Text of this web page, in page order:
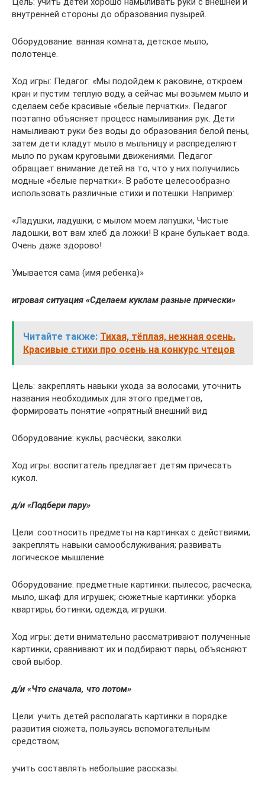
внутренней стороны до образования пузырей.
Оборудование: ванная комната, детское мыло,
полотенце.
Ход игры: Педагог: «Мы подойдем к раковине, откроем
кран и пустим теплую воду, а сейчас мы возьмем мыло и
сделаем себе красивые «белые перчатки». Педагог
поэтапно объясняет процесс намыливания рук. Дети
намыливают руки без воды до образования белой пены,
затем дети кладут мыло в мыльницу и распределяют
мыло по рукам круговыми движениями. Педагог
обращает внимание детей на то, что у них получились
модные «белые перчатки». В работе целесообразно
использовать различные стихи и потешки. Например:
«Ладушки, ладушки, с мылом моем лапушки, Чистые
ладошки, вот вам хлеб да ложки! В кране булькает вода.
Очень даже здорово!
Умывается сама (имя ребенка)»
игровая ситуация «Сделаем куклам разные прически»
Читайте также: Тихая, тёплая, нежная осень.
Красивые стихи про осень на конкурс чтецов
Цель: закреплять навыки ухода за волосами, уточнить
названия необходимых для этого предметов,
формировать понятие «опрятный внешний вид
Оборудование: куклы, расчёски, заколки.
Ход игры: воспитатель предлагает детям причесать
кукол.
д/и «Подбери пару»
Цели: соотносить предметы на картинках с действиями;
закреплять навыки самообслуживания; развивать
логическое мышление.
Оборудование: предметные картинки: пылесос, расческа,
мыло, шкаф для игрушек; сюжетные картинки: уборка
квартиры, ботинки, одежда, игрушки.
Ход игры: дети внимательно рассматривают полученные
картинки, сравнивают их и подбирают пары, объясняют
свой выбор.
д/и «Что сначала, что потом»
Цели: учить детей располагать картинки в порядке
развития сюжета, пользуясь вспомогательным
средством;
учить составлять небольшие рассказы.